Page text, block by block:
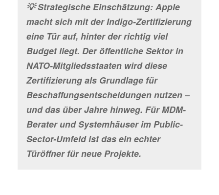
💡 Strategische Einschätzung: Apple
macht sich mit der Indigo-Zertifizierung
eine Tür auf, hinter der richtig viel
Budget liegt. Der öffentliche Sektor in
NATO-Mitgliedsstaaten wird diese
Zertifizierung als Grundlage für
Beschaffungsentscheidungen nutzen –
und das über Jahre hinweg. Für MDM-
Berater und Systemhäuser im Public-
Sector-Umfeld ist das ein echter
Türöffner für neue Projekte.